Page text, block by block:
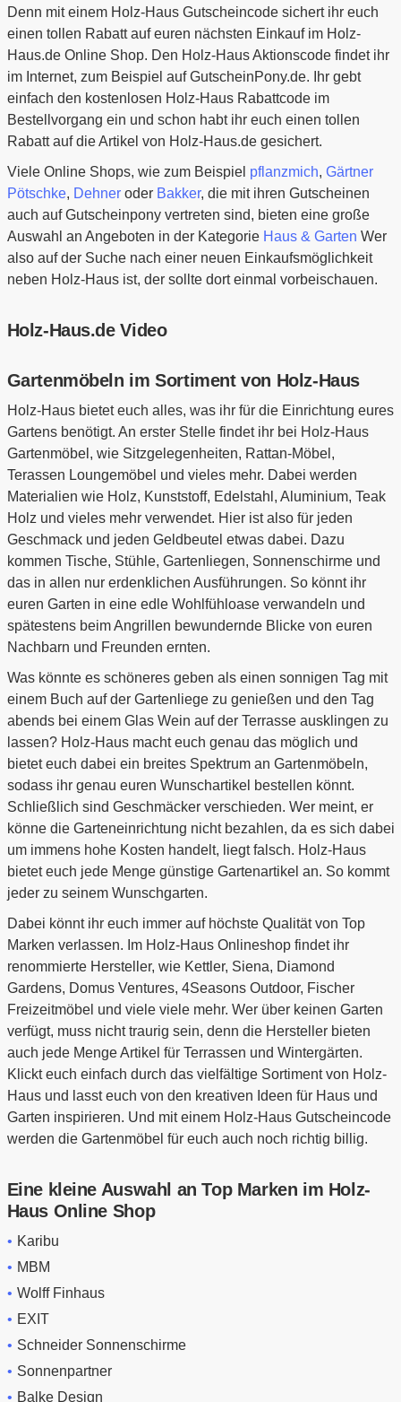
Denn mit einem Holz-Haus Gutscheincode sichert ihr euch
einen tollen Rabatt auf euren nächsten Einkauf im Holz-
Haus.de Online Shop. Den Holz-Haus Aktionscode findet ihr
im Internet, zum Beispiel auf GutscheinPony.de. Ihr gebt
einfach den kostenlosen Holz-Haus Rabattcode im
Bestellvorgang ein und schon habt ihr euch einen tollen
Rabatt auf die Artikel von Holz-Haus.de gesichert.
Viele Online Shops, wie zum Beispiel pflanzmich, Gärtner
Pötschke, Dehneroder Bakker, die mit ihren Gutscheinen
auch auf Gutscheinpony vertreten sind, bieten eine große
Auswahl an Angeboten in der Kategorie Haus & Garten Wer
also auf der Suche nach einer neuen Einkaufsmöglichkeit
neben Holz-Haus ist, der sollte dort einmal vorbeischauen.
Holz-Haus.de Video
Gartenmöbeln im Sortiment von Holz-Haus
Holz-Haus bietet euch alles, was ihr für die Einrichtung eures
Gartens benötigt. An erster Stelle findet ihr bei Holz-Haus
Gartenmöbel, wie Sitzgelegenheiten, Rattan-Möbel,
Terassen Loungemöbel und vieles mehr. Dabei werden
Materialien wie Holz, Kunststoff, Edelstahl, Aluminium, Teak
Holz und vieles mehr verwendet. Hier ist also für jeden
Geschmack und jeden Geldbeutel etwas dabei. Dazu
kommen Tische, Stühle, Gartenliegen, Sonnenschirme und
das in allen nur erdenklichen Ausführungen. So könnt ihr
euren Garten in eine edle Wohlfühloase verwandeln und
spätestens beim Angrillen bewundernde Blicke von euren
Nachbarn und Freunden ernten.
Was könnte es schöneres geben als einen sonnigen Tag mit
einem Buch auf der Gartenliege zu genießen und den Tag
abends bei einem Glas Wein auf der Terrasse ausklingen zu
lassen? Holz-Haus macht euch genau das möglich und
bietet euch dabei ein breites Spektrum an Gartenmöbeln,
sodass ihr genau euren Wunschartikel bestellen könnt.
Schließlich sind Geschmäcker verschieden. Wer meint, er
könne die Garteneinrichtung nicht bezahlen, da es sich dabei
um immens hohe Kosten handelt, liegt falsch. Holz-Haus
bietet euch jede Menge günstige Gartenartikel an. So kommt
jeder zu seinem Wunschgarten.
Dabei könnt ihr euch immer auf höchste Qualität von Top
Marken verlassen. Im Holz-Haus Onlineshop findet ihr
renommierte Hersteller, wie Kettler, Siena, Diamond
Gardens, Domus Ventures, 4Seasons Outdoor, Fischer
Freizeitmöbel und viele viele mehr. Wer über keinen Garten
verfügt, muss nicht traurig sein, denn die Hersteller bieten
auch jede Menge Artikel für Terrassen und Wintergärten.
Klickt euch einfach durch das vielfältige Sortiment von Holz-
Haus und lasst euch von den kreativen Ideen für Haus und
Garten inspirieren. Und mit einem Holz-Haus Gutscheincode
werden die Gartenmöbel für euch auch noch richtig billig.
Eine kleine Auswahl an Top Marken im Holz-
Haus Online Shop
Karibu
MBM
Wolff Finhaus
EXIT
Schneider Sonnenschirme
Sonnenpartner
Balke Design